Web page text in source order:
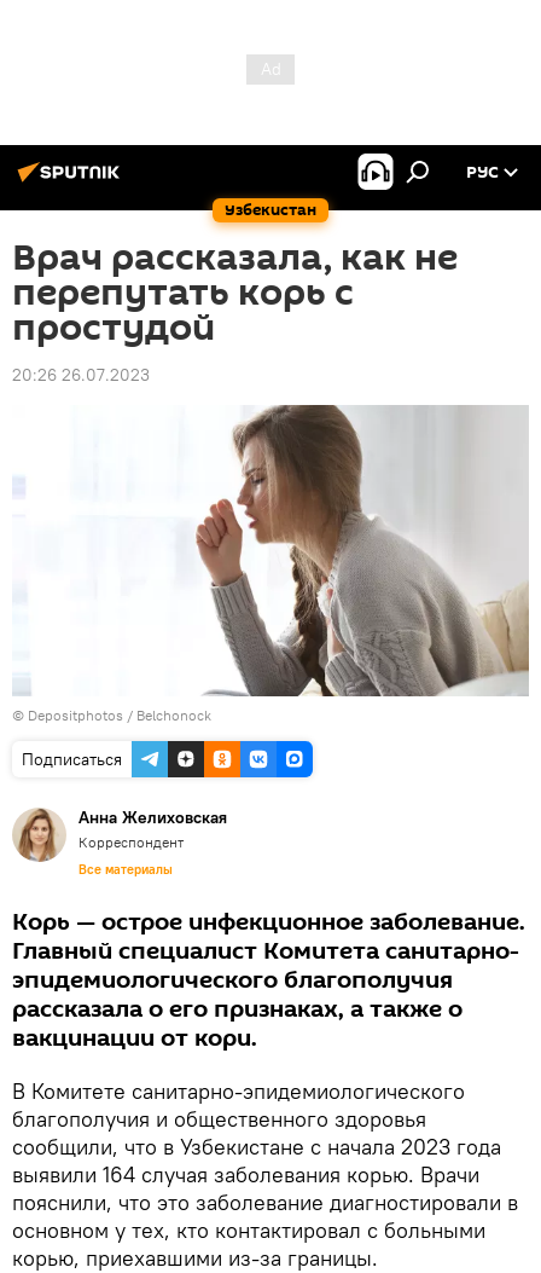
Узбекистан
РУС
Врач рассказала, как не
перепутать корь с
простудой
20:26 26.07.2023
© Depositphotos / Belchonock
Подписаться
Анна Желиховская
Корреспондент
Все материалы
Корь — острое инфекционное заболевание.
Главный специалист Комитета санитарно-
эпидемиологического благополучия
рассказала о его признаках, а также о
вакцинации от кори.
В Комитете санитарно-эпидемиологического
благополучия и общественного здоровья
сообщили, что в Узбекистане с начала 2023 года
выявили 164 случая заболевания корью. Врачи
пояснили, что это заболевание диагностировали в
основном у тех, кто контактировал с больными
корью, приехавшими из-за границы.